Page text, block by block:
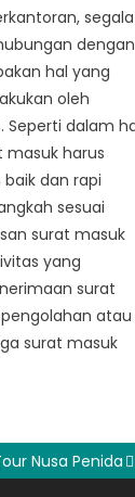
segala
dengan
hal yang
oleh
Seperti dalam
masuk harus
dan rapi
sesuai
surat masuk
yang
surat
atau
surat masuk
Nusa Penida